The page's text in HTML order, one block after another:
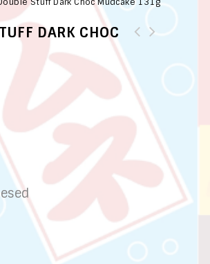
DARK CHOC